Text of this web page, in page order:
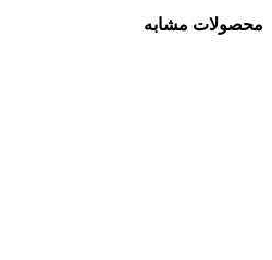
محصولات مشابه